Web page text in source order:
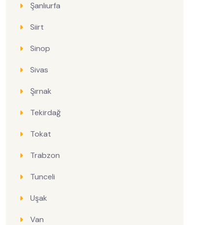
Şanlıurfa
Siirt
Sinop
Sivas
Şırnak
Tekirdağ
Tokat
Trabzon
Tunceli
Uşak
Van